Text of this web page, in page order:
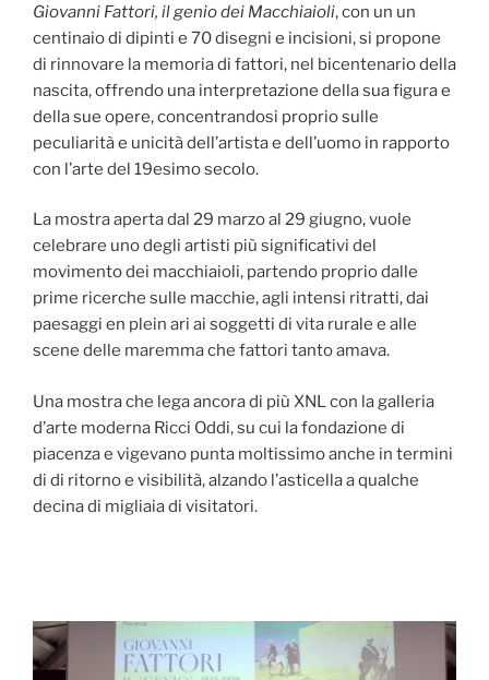
Giovanni Fattori, il genio dei Macchiaioli, con un un
centinaio di dipinti e 70 disegni e incisioni, si propone
di rinnovare la memoria di fattori, nel bicentenario della
nascita, offrendo una interpretazione della sua figura e
della sue opere, concentrandosi proprio sulle
peculiarità e unicità dell’artista e dell’uomo in rapporto
con l’arte del 19esimo secolo.
La mostra aperta dal 29 marzo al 29 giugno, vuole
celebrare uno degli artisti più significativi del
movimento dei macchiaioli, partendo proprio dalle
prime ricerche sulle macchie, agli intensi ritratti, dai
paesaggi en plein ari ai soggetti di vita rurale e alle
scene delle maremma che fattori tanto amava.
Una mostra che lega ancora di più XNL con la galleria
d’arte moderna Ricci Oddi, su cui la fondazione di
piacenza e vigevano punta moltissimo anche in termini
di di ritorno e visibilità, alzando l’asticella a qualche
decina di migliaia di visitatori.